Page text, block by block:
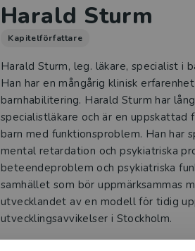
Harald Sturm
Kapitelförfattare
Harald Sturm, leg. läkare, specialist i
Han har en mångårig klinisk
barnhabilitering. Harald Sturm har
specialistläkare och är en
barn med funktionsproblem. Han har
mental retardation och psykiatriska
beteendeproblem och psykiatriska
samhället som bör uppmärksammas
utvecklandet av en modell för tidig
utvecklingsavvikelser i Stockholm.